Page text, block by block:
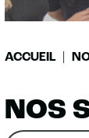
ACCUEIL
NOS